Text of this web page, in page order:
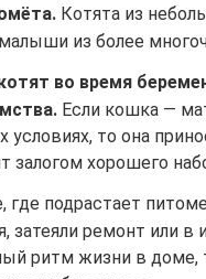
Котята из
из более
во время
Если кошка —
то она
залогом хорошего
где подрастает
затеяли ремонт или
ритм жизни в доме,